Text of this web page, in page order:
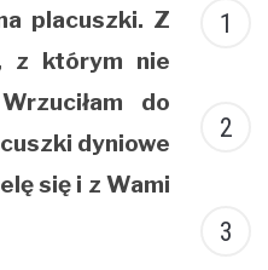
placuszki. Z
z którym nie
do
dyniowe
się i z Wami